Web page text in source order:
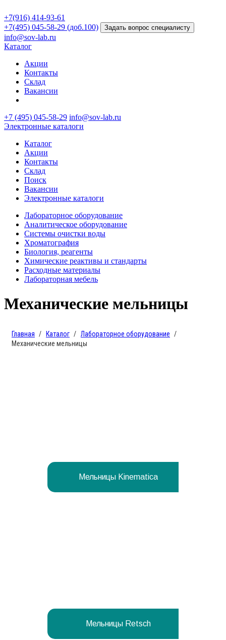
+7(916) 414-93-61
+7(495) 045-58-29 (доб.100)
Задать вопрос специалисту
info@sov-lab.ru
Каталог
Акции
Контакты
Склад
Вакансии
+7 (495) 045-58-29 info@sov-lab.ru
Электронные каталоги
Каталог
Акции
Контакты
Склад
Поиск
Вакансии
Электронные каталоги
Лабораторное оборудование
Аналитическое оборудование
Системы очистки воды
Хроматография
Биология, реагенты
Химические реактивы и стандарты
Расходные материалы
Лабораторная мебель
Механические мельницы
Главная Каталог
Лабораторное оборудование
Механические мельницы
Мельницы Kinematica
Мельницы Retsch